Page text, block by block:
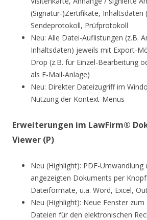
(Signatur-)Zertifikate, Inhaltsdaten
Sendeprotokoll, Prüfprotokoll
Neu: Alle Datei-Auflistungen (z.B.
Inhaltsdaten) jeweils mit Export-
Drop (z.B. für Einzel-Bearbeitung
als E-Mail-Anlage)
Neu: Direkter Dateizugriff im
Nutzung der Kontext-Menüs
Erweiterungen im LawFirm®
Viewer (P)
Neu (Highlight): PDF-Umwandlung
angezeigten Dokuments per
Dateiformate, u.a. Word, Excel,
Neu (Highlight): Neue Fenster
Dateien für den elektronischen